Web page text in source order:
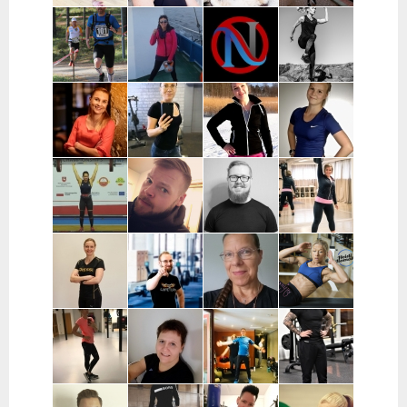
Maria
Laumola |
Helsinki,
Vantaa,
Kerava
Jenni Mutka |
Helsinki
Satu Vuorjoki |
Pääkaupunkiseutu
ja Turku
Johanna
Väänänen |
Pääkaupunkiseutu
Pekka
Kauranen |
Pohjois-
Pohjanmaa
Mervi
Wennerstrand
| Helsinki,
Ranska
Nooa Närväinen |
Pääkaupunkiseutu
Iina
Taijonlahti |
Helsinki
Kaisa
Poikajärvi |
Espoo
Essi Malíková
| Tampere
Mari Koponen |
Pääkaupunkiseutu
Lotta
Ahteneva |
Järvenpää ja
lähiseutu
Jutta Selin |
Pirkanmaa
Ville Suur-
Inkeroinen |
Varsinais-
Suomi
Antti
Kjellman |
Oulu
Jenni
Siponen |
Lohja
Noora Karme |
Espoo ja
Helsinki
Leppänen |
Pirkanmaa
Eeva Beckford
| Espoo ja
Leppävaara
Heidi Ilomäki
| Sastamala
Laura Raisio |
Teija Augustin
Kari Timonen
Arttu Kurkela